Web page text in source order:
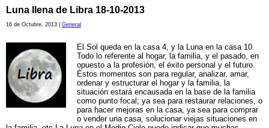
Luna llena de Libra 18-10-2013
16 de Octubre, 2013 | General
El Sol queda en la casa 4, y la Luna en la casa 10.
Todo lo referente al hogar, la familia, y el pasado, en
opuesto a la profesión, el éxito personal y el futuro.
Éstos momentos son para regular, analizar, amar,
ordenar y estructurar el hogar y la familia, la
situación estará encausada en la base de la familia
como punto focal; ya sea para restaurar relaciones, o
para hacer mejoras en la casa, ya sea para comprar
o vender una casa, solucionar viejas situaciones en